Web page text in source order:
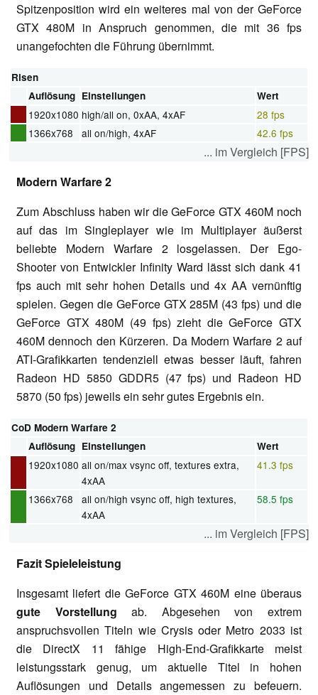
Spitzenposition wird ein weiteres mal von der GeForce
GTX 480M in Anspruch genommen, die mit 36 fps
unangefochten die Führung übernimmt.
Risen
Auflösung Einstellungen Wert
1920x1080 high/all on, 0xAA, 4xAF
28 fps
1366x768
all on/high, 4xAF 42.6 fps
... im Vergleich [FPS]
Modern Warfare 2
Zum Abschluss haben wir die GeForce GTX 460M noch
auf das im Singleplayer wie im Multiplayer äußerst
beliebte Modern Warfare 2 losgelassen. Der Ego-
Shooter von Entwickler Infinity Ward lässt sich dank 41
fps auch mit sehr hohen Details und 4x AA vernünftig
spielen. Gegen die GeForce GTX 285M (43 fps) und die
GeForce GTX 480M (49 fps) zieht die GeForce GTX
460M dennoch den Kürzeren. Da Modern Warfare 2 auf
ATI-Grafikkarten tendenziell etwas besser läuft, fahren
Radeon HD 5850 GDDR5 (47 fps) und Radeon HD
5870 (50 fps) jeweils ein sehr gutes Ergebnis ein.
CoD Modern Warfare 2
Auflösung Einstellungen Wert
1920x1080 all on/max vsync off, textures extra,
4xAA
41.3 fps
1366x768
all on/high vsync off, high textures,
4xAA
58.5 fps
... im Vergleich [FPS]
Fazit Spieleleistung
Insgesamt liefert die GeForce GTX 460M eine überaus
gute Vorstellung ab. Abgesehen von extrem
anspruchsvollen Titeln wie Crysis oder Metro 2033 ist
die DirectX 11 fähige High-End-Grafikkarte meist
leistungsstark genug, um aktuelle Titel in hohen
Auflösungen und Details angemessen zu befeuern.